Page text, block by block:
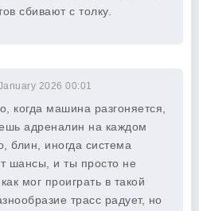
сбивают с толку.
2026 00:01
когда машина разгоняется,
адреналин на каждом
блин, иногда система
шансы, и ты просто не
мог проиграть в такой
трасс радует, но